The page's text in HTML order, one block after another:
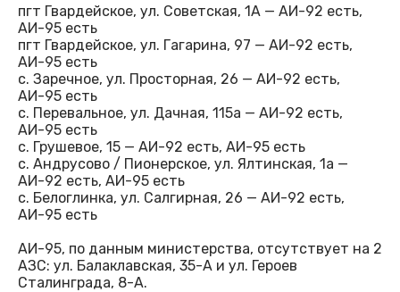
пгт Гвардейское, ул. Советская, 1А — АИ-92 есть,
АИ-95 есть
пгт Гвардейское, ул. Гагарина, 97 — АИ-92 есть,
АИ-95 есть
с. Заречное, ул. Просторная, 26 — АИ-92 есть,
АИ-95 есть
с. Перевальное, ул. Дачная, 115а — АИ-92 есть,
АИ-95 есть
с. Грушевое, 15 — АИ-92 есть, АИ-95 есть
с. Андрусово / Пионерское, ул. Ялтинская, 1а —
АИ-92 есть, АИ-95 есть
с. Белоглинка, ул. Салгирная, 26 — АИ-92 есть,
АИ-95 есть
АИ-95, по данным министерства, отсутствует на 2
АЗС: ул. Балаклавская, 35-А и ул. Героев
Сталинграда, 8-А.